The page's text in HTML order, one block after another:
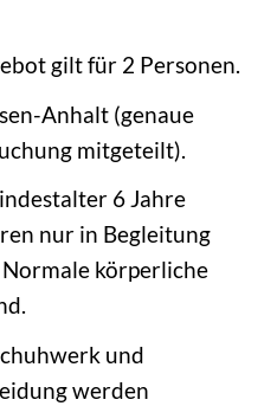
gilt für 2 Personen.
Anhalt (genaue
mitgeteilt).
6 Jahre
nur in Begleitung
körperliche
und
werden